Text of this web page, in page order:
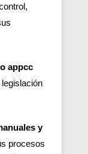
appcc
y
procesos